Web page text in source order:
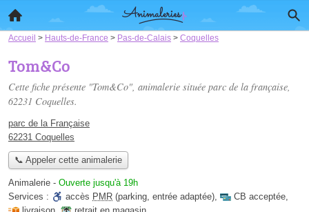
Accueil > Hauts-de-France > Pas-de-Calais > Coquelles
Tom&Co
Cette fiche présente "Tom&Co", animalerie située parc de la française,
62231 Coquelles.
parc de la Française
62231 Coquelles
📞 Appeler cette animalerie
Animalerie - Ouverte jusqu'à 19h
Services :
accès PMR (parking, entrée adaptée), CB acceptée,